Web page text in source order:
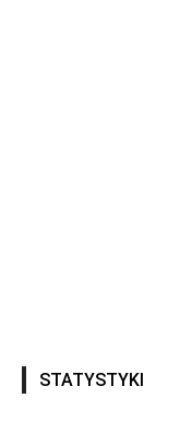
STATYSTYKI